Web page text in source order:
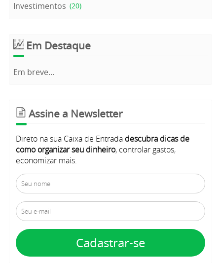
Investimentos (20)
Em Destaque
Em breve...
Assine a Newsletter
Direto na sua Caixa de Entrada descubra dicas de
como organizar seu dinheiro, controlar gastos,
economizar mais.
Cadastrar-se